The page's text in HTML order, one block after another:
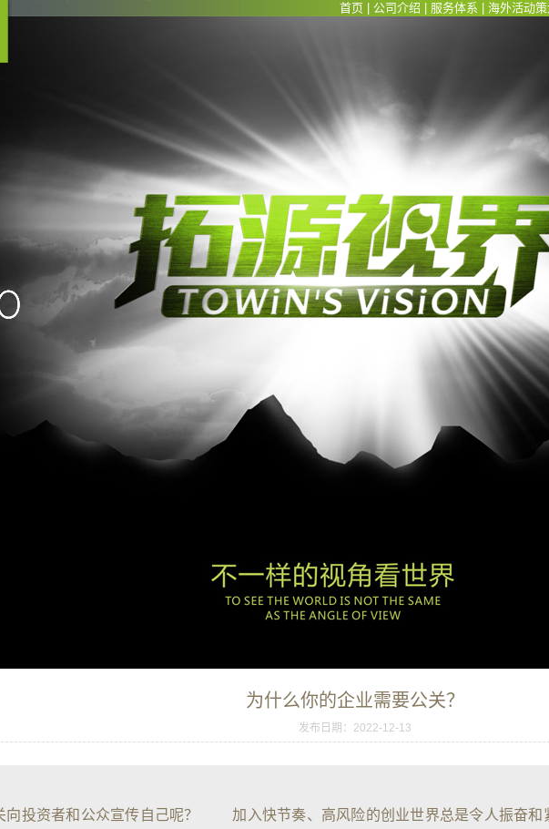
首页 公司介绍 服务体系 海外活动策
为什么你的企业需要公关？
发布日期：2022-12-13
向投资者和公众宣传自己呢？ 加入快节奏、高风险的创业世界总是令人振奋和